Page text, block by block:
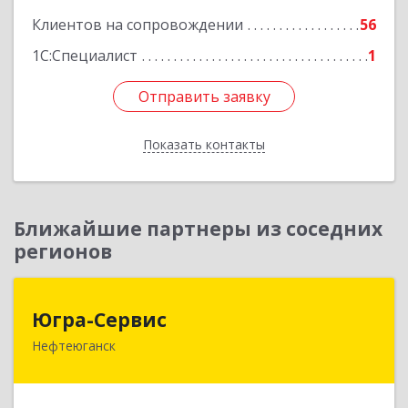
Клиентов на сопровождении
56
1С:Специалист
1
Отправить заявку
Показать контакты
Отправить заявку
Назад
Ближайшие партнеры из соседних
регионов
Югра-Сервис
Нефтеюганск
628303, Ханты-Мансийский Автономный округ